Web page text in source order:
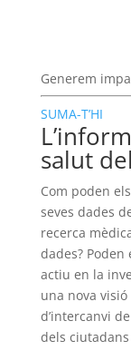
Generem
SUMA-T’HI
salut
Com poden
seves dades
recerca
dades?
actiu en la
una nova
d’intercanvi
dels